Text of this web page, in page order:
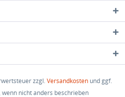
zzgl.Versandkosten und ggf.
nicht anders beschrieben